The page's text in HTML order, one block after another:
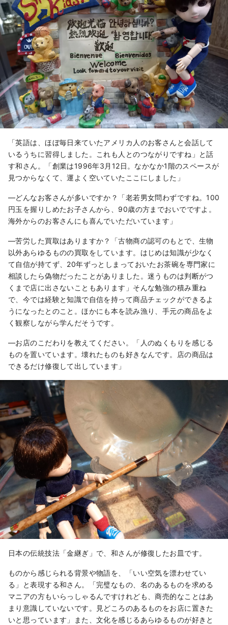
「英語は、ほぼ毎日来ていたアメリカ人のお客さんと会話して
いるうちに習得しました。これも人とのつながりですね」と話
す和さん。「創業は1996年3月12日。なかなか1階のスペースが
見つからなくて、運よく空いていたここにしました」
―どんなお客さんが多いですか？「老若男女問わずですね。100
円玉を握りしめたお子さんから、90歳の方までおいでですよ。
海外からのお客さんにも喜んでいただいています」
―苦労した買取はありますか？「古物商の認可のもとで、生物
以外あらゆるものの買取をしています。はじめは知識が少なく
て自信が持てず、20年ずっとしまっておいたお茶碗を専門家に
相談したら偽物だったことがありました。迷うものは判断がつ
くまで店に出さないこともあります」そんな勉強の積み重ね
で、今では経験と知識で自信を持って商品チェックができるよ
うになったとのこと。ほかにも本を読み漁り、手元の商品をよ
く観察しながら学んだそうです。
―お店のこだわりを教えてください。「人のぬくもりを感じる
ものを置いています。壊れたものも好きなんです。店の商品は
できるだけ修復して出しています」
日本の伝統技法「金継ぎ」で、和さんが修復したお皿です。
ものから感じられる背景や物語を、「いい空気を漂わせてい
る」と表現する和さん。「完璧なもの、名のあるものを求める
マニアの方もいらっしゃるんですけれども、商売的なことはあ
まり意識していないです。見どころのあるものをお店に置きた
いと思っています」また、文化を感じるあらゆるものが好きと